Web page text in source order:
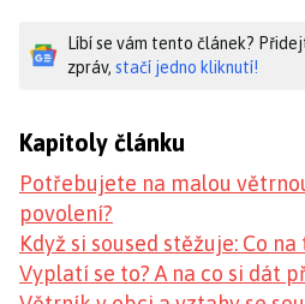
Líbí se vám tento článek?
zpráv, stačí jedno kliknutí!
Kapitoly článku
Potřebujete na malou
povolení?
Když si soused stěžuje: Co na
Vyplatí se to? A na co si dát